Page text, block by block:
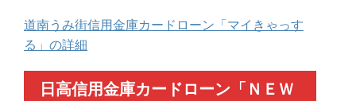
道南うみ街信用金庫カードローン「マイきゃっす
る」の詳細
日高信用金庫カードローン「ＮＥＷ